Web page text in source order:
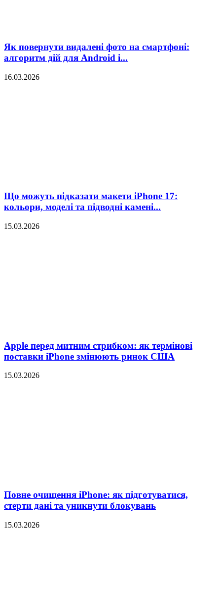
Як повернути видалені фото на смартфоні:
алгоритм дій для Android і...
16.03.2026
Що можуть підказати макети iPhone 17:
кольори, моделі та підводні камені...
15.03.2026
Apple перед митним стрибком: як термінові
поставки iPhone змінюють ринок США
15.03.2026
Повне очищення iPhone: як підготуватися,
стерти дані та уникнути блокувань
15.03.2026